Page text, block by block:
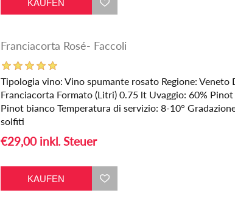
Franciacorta Rosé- Faccoli
Tipologia vino: Vino spumante rosato Regione: Veneto
Franciacorta Formato (Litri) 0.75 lt Uvaggio: 60%
Pinot bianco Temperatura di servizio: 8-10°
solfiti
€29,00 inkl. Steuer